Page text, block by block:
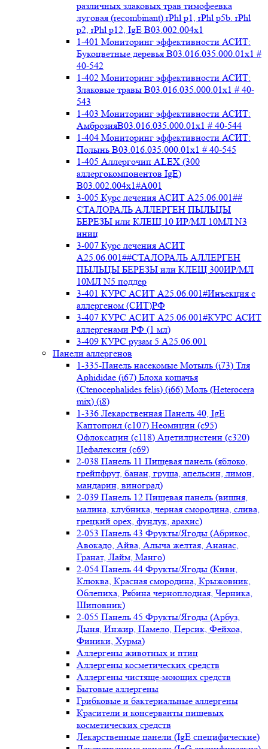
различных злаковых трав тимофеевка
луговая (recombinant) rPhl p1, rPhl p5b. rPhl
p2, rPhl p12, IgE В03.002.004x1
1-401 Мониторинг эффективности АСИТ:
Букоцветные деревья B03.016.035.000.01x1 #
40-542
1-402 Мониторинг эффективности АСИТ:
Злаковые травы B03.016.035.000.01x1 # 40-
543
1-403 Мониторинг эффективности АСИТ:
АмброзияB03.016.035.000.01x1 # 40-544
1-404 Мониторинг эффективности АСИТ:
Полынь B03.016.035.000.01x1 # 40-545
1-405 Аллергочип ALEX (300
аллергокомпонентов IgE)
В03.002.004x1#А001
3-005 Курс лечения АСИТ А25.06.001##
СТАЛОРАЛЬ АЛЛЕРГЕН ПЫЛЬЦЫ
БЕРЕЗЫ или КЛЕЩ 10 ИР/МЛ 10МЛ N3
иниц
3-007 Курс лечения АСИТ
А25.06.001##СТАЛОРАЛЬ АЛЛЕРГЕН
ПЫЛЬЦЫ БЕРЕЗЫ или КЛЕЩ 300ИР/МЛ
10МЛ N5 поддер
3-401 КУРС АСИТ А25.06.001#Инъекция с
аллергеном (СИТ)РФ
3-407 КУРС АСИТ А25.06.001#КУРС АСИТ
аллергенами РФ (1 мл)
3-409 КУРС рузам 5 А25.06.001
Панели аллергенов
1-335-Панель насекомые Мотыль (i73) Тля
Aphididae (i67) Блоха кошачья
(Ctenocephalides felis) (i66) Моль (Heterocera
mix) (i8)
1-336 Лекарственная Панель 40, IgE
Каптоприл (с107) Неомицин (c95)
Офлоксацин (с118) Ацетилцистеин (с320)
Цефалексин (с69)
2-038 Панель 11 Пищевая панель (яблоко,
грейпфрут, банан, груша, апельсин, лимон,
мандарин, виноград)
2-039 Панель 12 Пищевая панель (вишня,
малина, клубника, черная смородина, слива,
грецкий орех, фундук, арахис)
2-053 Панель 43 Фрукты/Ягоды (Абрикос,
Авокадо, Айва, Алыча желтая, Ананас,
Гранат, Лайм, Манго)
2-054 Панель 44 Фрукты/Ягоды (Киви,
Клюква, Красная смородина, Крыжовник,
Облепиха, Рябина черноплодная, Черника,
Шиповник)
2-055 Панель 45 Фрукты/Ягоды (Арбуз,
Дыня, Инжир, Памело, Персик, Фейхоа,
Финики, Хурма)
Аллергены животных и птиц
Аллергены косметических средств
Аллергены чистяще-моющих средств
Бытовые аллергены
Грибковые и бактериальные аллергены
Красители и консерванты пищевых
косметических средств
Лекарственные панели (IgE специфические)